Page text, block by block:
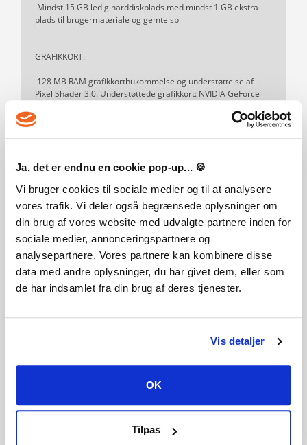
Ja, det er endnu en cookie pop-up... 🍪
Vi bruger cookies til sociale medier og til at analysere
vores trafik. Vi deler også begrænsede oplysninger om
din brug af vores website med udvalgte partnere inden for
sociale medier, annonceringspartnere og
analysepartnere. Vores partnere kan kombinere disse
data med andre oplysninger, du har givet dem, eller som
de har indsamlet fra din brug af deres tjenester.
Vis detaljer
OK
Tilpas
Mindst 15 GB ledig harddiskplads med mindst 1 GB ekstra
plads til brugermateriale og gemte spil
GRAFIKKORT:
128 MB RAM grafikkorthukommelse og understøttelse af
Pixel Shader 3.0. Understøttede grafikkort: NVIDIA GeForce
X4500 eller bedre
STYRING:
Tastatur og mus
ONLINE-KRAV:
64-bit-version af Windows 7, 8, 8.1 eller 10